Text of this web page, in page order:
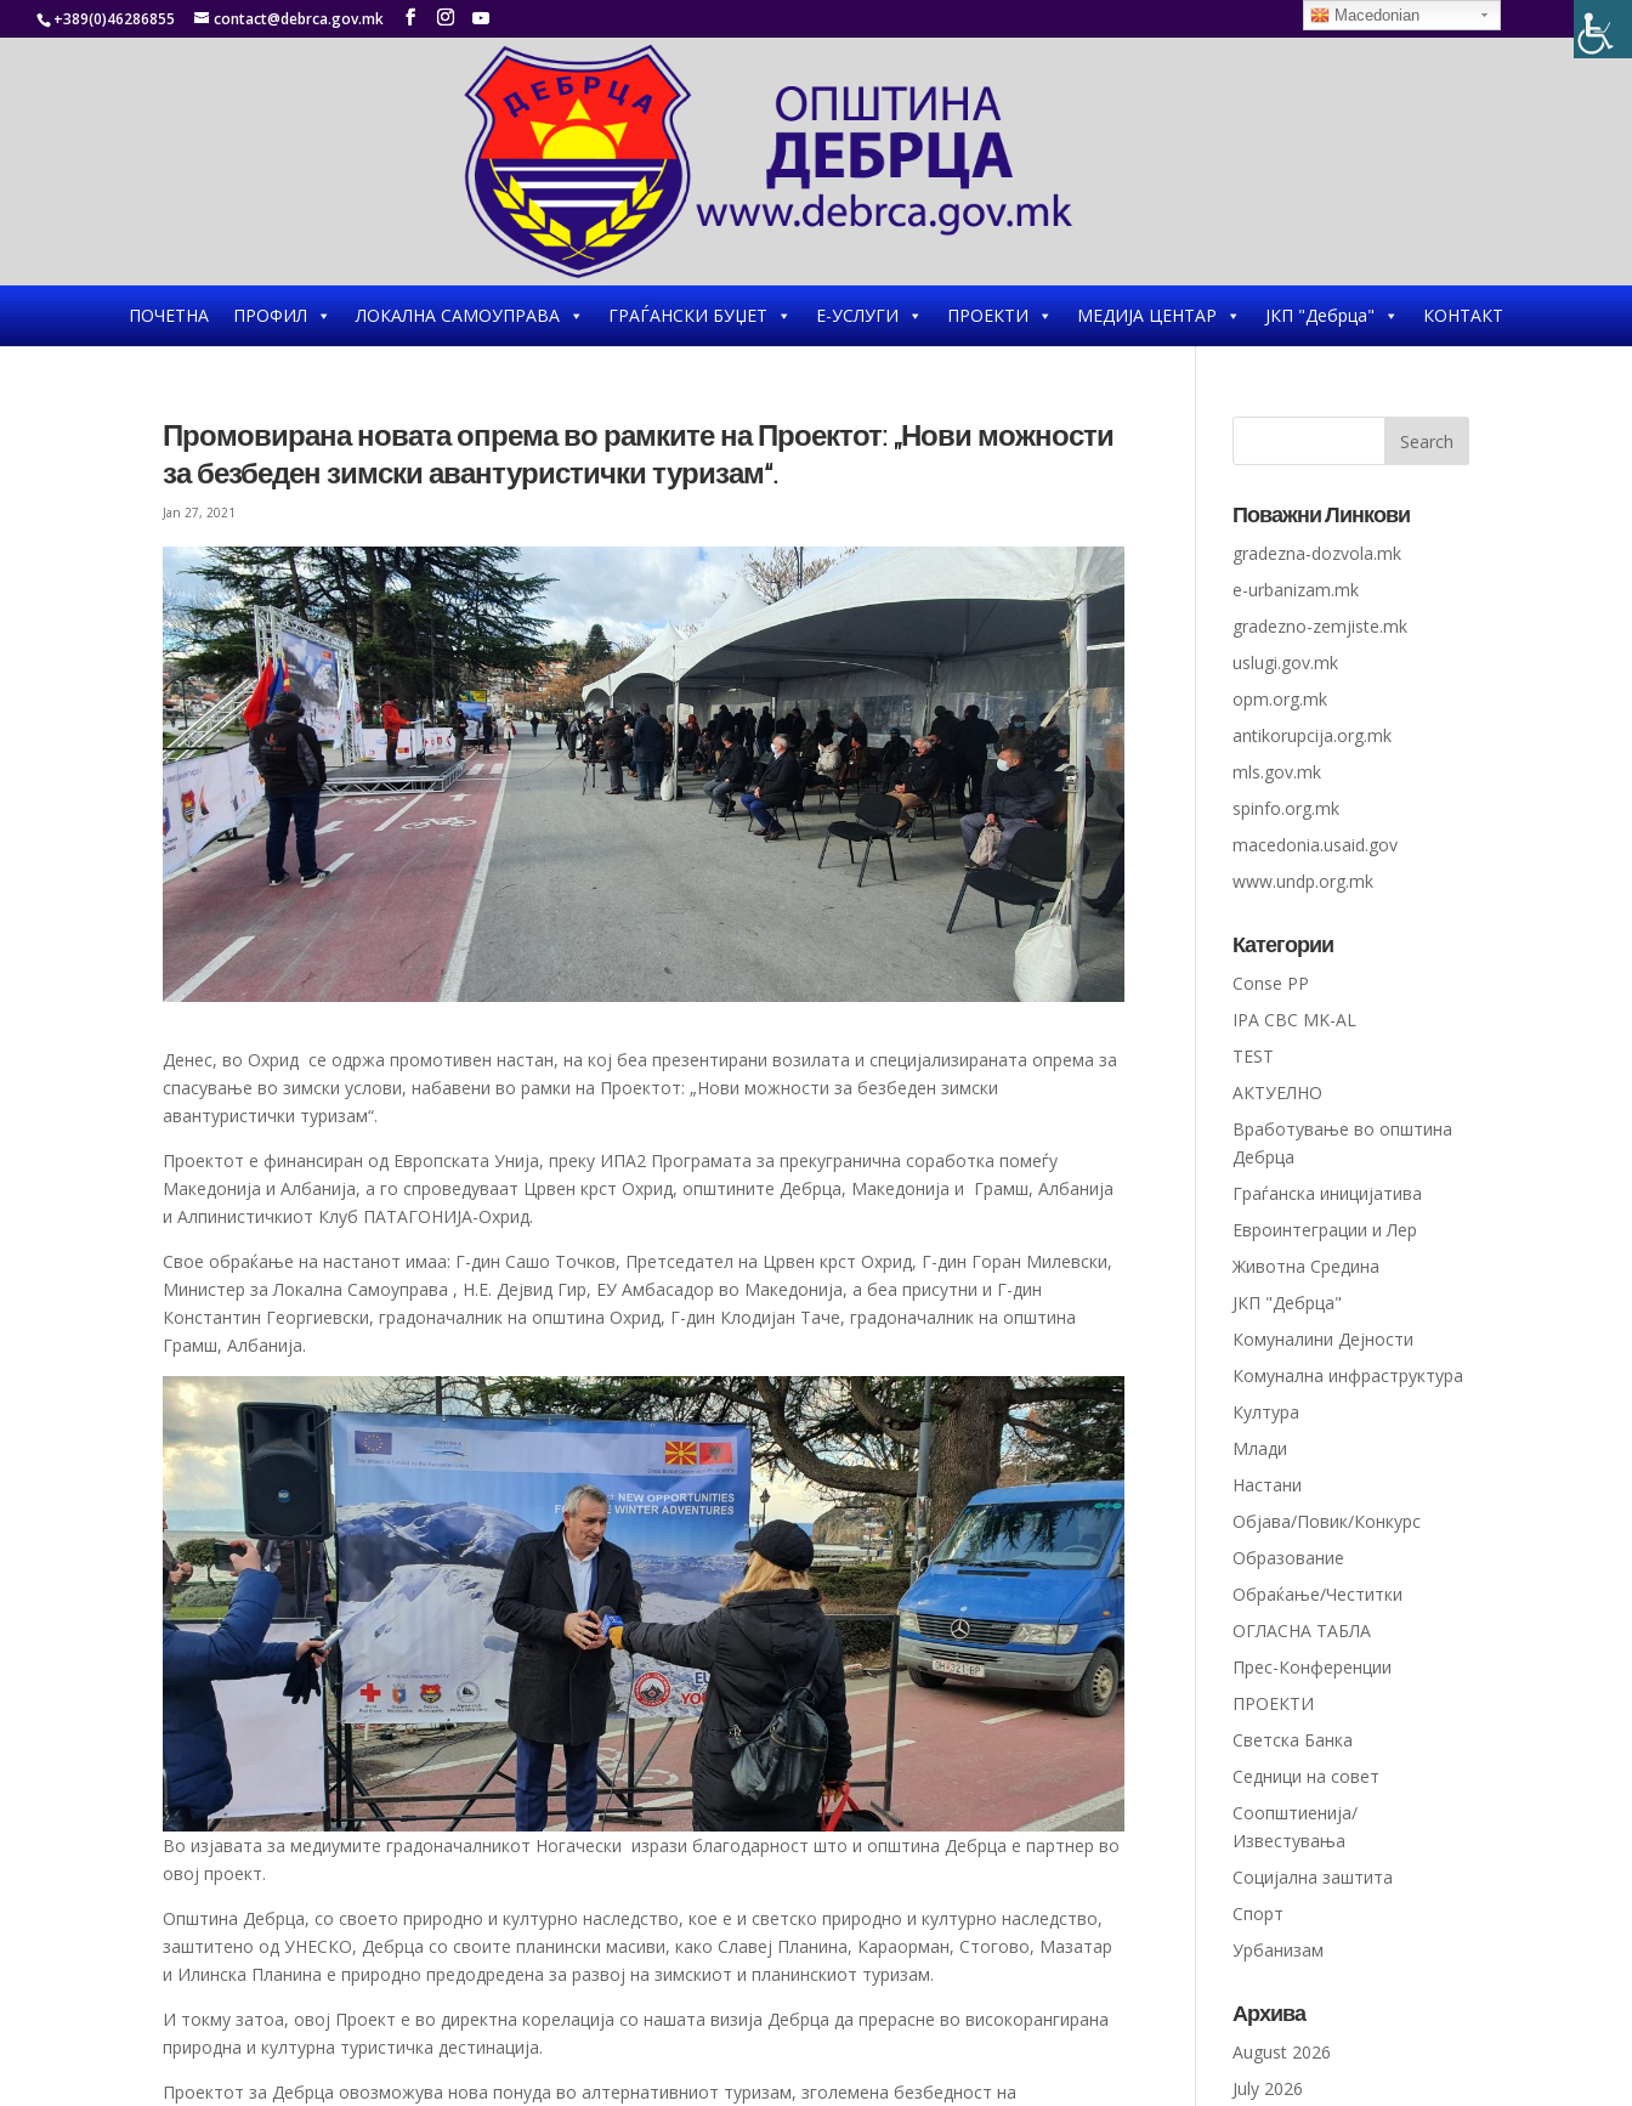
+389(0)46286855 contact@debrca.gov.mk
ПОЧЕТНА ПРОФИЛ ЛОКАЛНА САМОУПРАВА ГРАЃАНСКИ БУЏЕТ Е-УСЛУГИ ПРОЕКТИ МЕДИЈА ЦЕНТАР ЈКП "Дебрца" КОНТАКТ
Промовирана новата опрема во рамките на Проектот: „Нови можности
за безбеден зимски авантуристички туризам“.
Jan 27, 2021
Денес, во Охрид се одржа промотивен настан, на кој беа презентирани возилата и специјализираната опрема за
спасување во зимски услови, набавени во рамки на Проектот: „Нови можности за безбеден зимски
авантуристички туризам“.
Проектот е финансиран од Европската Унија, преку ИПА2 Програмата за прекугранична соработка помеѓу
Македонија и Албанија, а го спроведуваат Црвен крст Охрид, општините Дебрца, Македонија и Грамш, Албанија
и Алпинистичкиот Клуб ПАТАГОНИЈА-Охрид.
Свое обраќање на настанот имаа: Г-дин Сашо Точков, Претседател на Црвен крст Охрид, Г-дин Горан Милевски,
Министер за Локална Самоуправа , Н.Е. Дејвид Гир, ЕУ Амбасадор во Македонија, а беа присутни и Г-дин
Константин Георгиевски, градоначалник на општина Охрид, Г-дин Клодијан Таче, градоначалник на општина
Грамш, Албанија.
Во изјавата за медиумите градоначалникот Ногачески изрази благодарност што и општина Дебрца е партнер во
овој проект.
Општина Дебрца, со своето природно и културно наследство, кое е и светско природно и културно наследство,
заштитено од УНЕСКО, Дебрца со своите планински масиви, како Славеј Планина, Караорман, Стогово, Мазатар
и Илинска Планина е природно предодредена за развој на зимскиот и планинскиот туризам.
И токму затоа, овој Проект е во директна корелација со нашата визија Дебрца да прерасне во високорангирана
природна и културна туристичка дестинација.
Проектот за Дебрца овозможува нова понуда во алтернативниот туризам, зголемена безбедност на
Поважни Линкови
gradezna-dozvola.mk
e-urbanizam.mk
gradezno-zemjiste.mk
uslugi.gov.mk
opm.org.mk
antikorupcija.org.mk
mls.gov.mk
spinfo.org.mk
macedonia.usaid.gov
www.undp.org.mk
Категории
Conse PP
IPA CBC MK-AL
TEST
АКТУЕЛНО
Вработување во општина
Дебрца
Граѓанска иницијатива
Евроинтеграции и Лер
Животна Средина
ЈКП "Дебрца"
Комуналини Дејности
Комунална инфраструктура
Култура
Млади
Настани
Објава/Повик/Конкурс
Образование
Обраќање/Честитки
ОГЛАСНА ТАБЛА
Прес-Конференции
ПРОЕКТИ
Светска Банка
Седници на совет
Соопштиенија/
Известувања
Социјална заштита
Спорт
Урбанизам
Архива
August 2026
July 2026
Macedonian